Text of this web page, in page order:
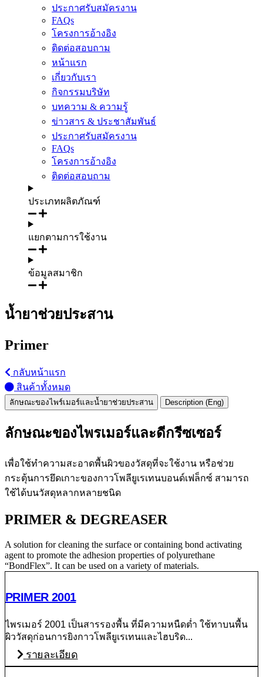
ประกาศรับสมัครงาน
FAQs
โครงการอ้างอิง
ติดต่อสอบถาม
หน้าแรก
เกี่ยวกับเรา
กิจกรรมบริษัท
บทความ & ความรู้
ข่าวสาร & ประชาสัมพันธ์
ประกาศรับสมัครงาน
FAQs
โครงการอ้างอิง
ติดต่อสอบถาม
ประเภทผลิตภัณฑ์
แยกตามการใช้งาน
ข้อมูลสมาชิก
น้ำยาช่วยประสาน
Primer
กลับหน้าแรก
สินค้าทั้งหมด
ลักษณะของไพร์เมอร์และน้ำยาช่วยประสาน Description (Eng)
ลักษณะของไพรเมอร์และดีกรีซเซอร์
เพื่อใช้ทำความสะอาดพื้นผิวของวัสดุที่จะใช้งาน หรือช่วย
กระตุ้นการยึดเกาะของกาวโพลียูเรเทนบอนด์เฟล็กซ์ สามารถ
ใช้ได้บนวัสดุหลากหลายชนิด
PRIMER & DEGREASER
A solution for cleaning the surface or containing bond activating
agent to promote the adhesion properties of polyurethane
“BondFlex”. It can be used on a variety of materials.
PRIMER 2001
ไพรเมอร์ 2001 เป็นสารรองพื้น ที่มีความหนืดต่ำ ใช้ทาบนพื้น
ผิววัสดุก่อนการยิงกาวโพลียูเรเทนและไฮบริด...
รายละเอียด